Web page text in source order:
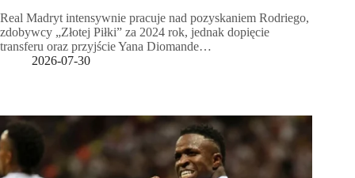
Real Madryt intensywnie pracuje nad pozyskaniem Rodriego,
zdobywcy „Złotej Piłki” za 2024 rok, jednak dopięcie
transferu oraz przyjście Yana Diomande…
2026-07-30